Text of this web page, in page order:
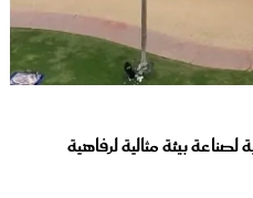
بيئة مثالية لرفاهية